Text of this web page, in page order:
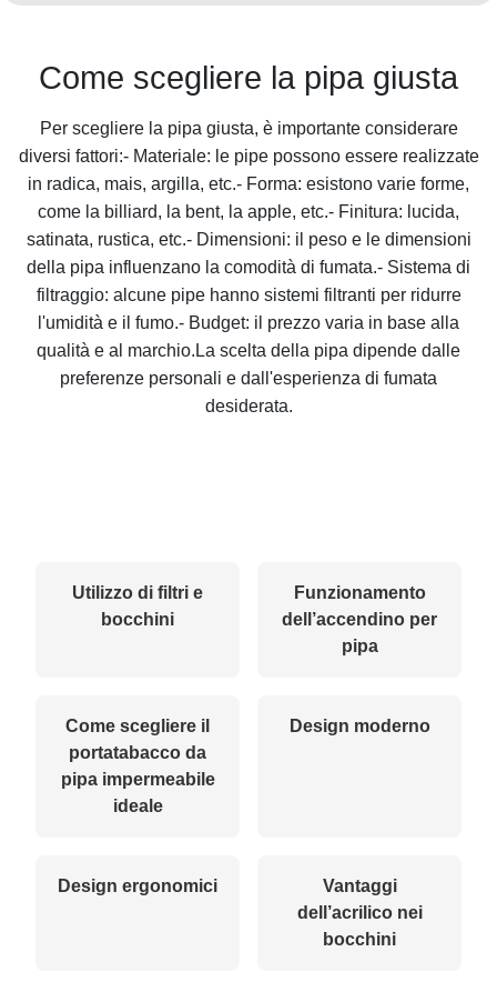
Come scegliere la pipa giusta
Per scegliere la pipa giusta, è importante considerare
diversi fattori:- Materiale: le pipe possono essere realizzate
in radica, mais, argilla, etc.- Forma: esistono varie forme,
come la billiard, la bent, la apple, etc.- Finitura: lucida,
satinata, rustica, etc.- Dimensioni: il peso e le dimensioni
della pipa influenzano la comodità di fumata.- Sistema di
filtraggio: alcune pipe hanno sistemi filtranti per ridurre
l'umidità e il fumo.- Budget: il prezzo varia in base alla
qualità e al marchio.La scelta della pipa dipende dalle
preferenze personali e dall'esperienza di fumata
desiderata.
Utilizzo di filtri e
bocchini
Funzionamento
dell’accendino per
pipa
Come scegliere il
portatabacco da
pipa impermeabile
ideale
Design moderno
Design ergonomici
Vantaggi
dell’acrilico nei
bocchini